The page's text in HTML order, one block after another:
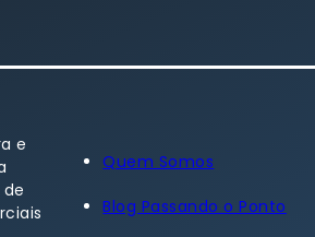
e
Quem Somos
Blog Passando o Ponto